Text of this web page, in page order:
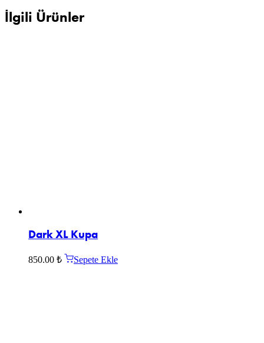
İlgili Ürünler
Dark XL Kupa
850.00 ₺ Sepete Ekle